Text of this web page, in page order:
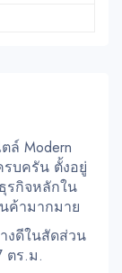
ล์ Modern
บครัน ตั้งอยู่
รกิจหลักใน
ค้ามากมาย
งดีในสัดส่วน
ตร.ม.